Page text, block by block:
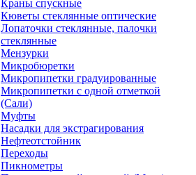
Краны спускные
Кюветы стеклянные оптические
Лопаточки стеклянные, палочки
стеклянные
Мензурки
Микробюретки
Микропипетки градуированные
Микропипетки с одной отметкой
(Сали)
Муфты
Насадки для экстрагирования
Нефтеотстойник
Переходы
Пикнометры